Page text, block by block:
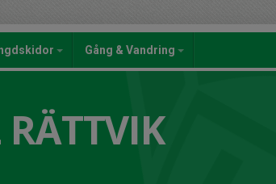
Gång & Vandring
RÄTTVIK